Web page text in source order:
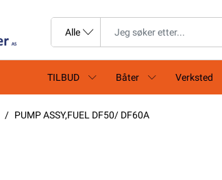
TILBUD Båter Verksted
PUMP ASSY,FUEL DF50/ DF60A